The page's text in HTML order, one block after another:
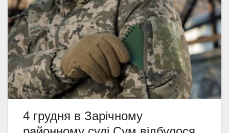
4 грудня в Зарічному